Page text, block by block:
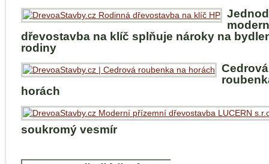
dřevostavba na klíč splňuje nároky na
rodiny
Cedrová
horách
soukromý vesmír